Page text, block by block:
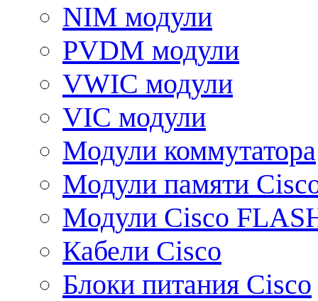
NIM модули
PVDM модули
VWIC модули
VIC модули
Модули коммутатора
Модули памяти
Модули Cisco
Кабели Cisco
Блоки питания Cisco